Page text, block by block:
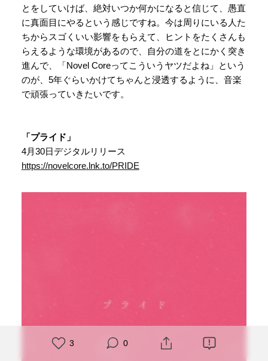
とをしていけば、絶対いつか何かになると信じて、愚直
に真面目にやるという感じですね。今は周りにいる人た
ちからスゴくいい影響をもらえて、ヒントをたくさんも
らえるような環境があるので、自分の道をとにかく突き
進んで、「Novel Coreってこういうヤツだよね」という
のが、5年ぐらいかけてちゃんと浸透するように、音楽
で頑張っていきたいです。
「プライド」
4月30日デジタルリリース
https://novelcore.lnk.to/PRIDE
3 0